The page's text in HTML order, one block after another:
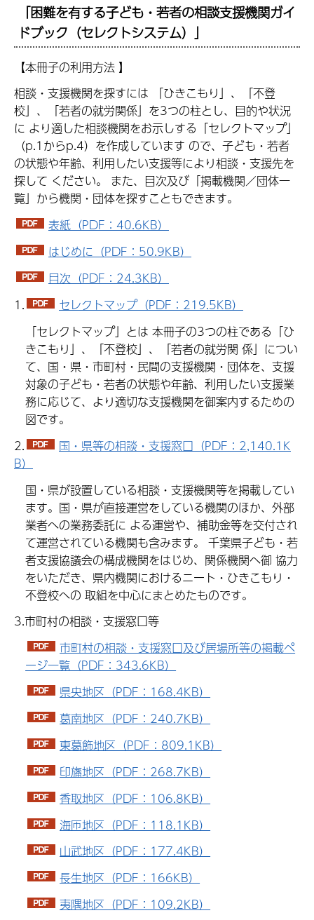
「困難を有する子ども・若者の相談支援機関ガイ
ドブック（セレクトシステム）」
【本冊子の利用方法 】
相談・支援機関を探すには 「ひきこもり」、「不登
校」、「若者の就労関係」を3つの柱とし、目的や状況
に より適した相談機関をお示しする「セレクトマップ」
（p.1からp.4）を作成しています ので、子ども・若者
の状態や年齢、利用したい支援等により相談・支援先を
探して ください。 また、目次及び「掲載機関／団体一
覧」から機関・団体を探すこともできます。
表紙（PDF：40.6KB）
はじめに（PDF：50.9KB）
目次（PDF：24.3KB）
1.
セレクトマップ（PDF：219.5KB）
「セレクトマップ」とは 本冊子の3つの柱である「ひ
きこもり」、「不登校」、「若者の就労関 係」につい
て、国・県・市町村・民間の支援機関・団体を、支援
対象の子ども・若者の状態や年齢、利用したい支援業
務に応じて、より適切な支援機関を御案内するための
図です。
2.
国・県等の相談・支援窓口（PDF：2,140.1K
B）
国・県が設置している相談・支援機関等を掲載してい
ます。国・県が直接運営をしている機関のほか、外部
業者への業務委託に よる運営や、補助金等を交付され
て運営されている機関も含みます。 千葉県子ども・若
者支援協議会の構成機関をはじめ、関係機関へ御 協力
をいただき、県内機関におけるニート・ひきこもり・
不登校への 取組を中心にまとめたものです。
3.市町村の相談・支援窓口等
市町村の相談・支援窓口及び居場所等の掲載ペ
ージ一覧（PDF：343.6KB）
県央地区（PDF：168.4KB）
葛南地区（PDF：240.7KB）
東葛飾地区（PDF：809.1KB）
印旛地区（PDF：268.7KB）
香取地区（PDF：106.8KB）
海匝地区（PDF：118.1KB）
山武地区（PDF：177.4KB）
長生地区（PDF：166KB）
夷隅地区（PDF：109.2KB）